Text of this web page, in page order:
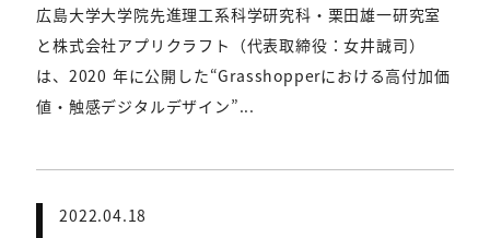
広島大学大学院先進理工系科学研究科・栗田雄一研究室
と株式会社アプリクラフト（代表取締役：女井誠司）
は、2020 年に公開した“Grasshopperにおける高付加価
値・触感デジタルデザイン”...
2022.04.18